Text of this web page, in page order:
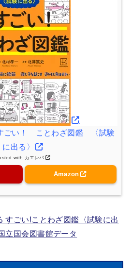
ごい！ ことわざ図鑑 〈試験
に出る〉
with カエレバ
Amazon
すごい!ことわざ図鑑〈試験に出
立国会図書館データ